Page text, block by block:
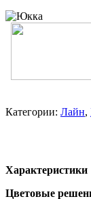
Категории: Лайн,
Характеристики
Цветовые